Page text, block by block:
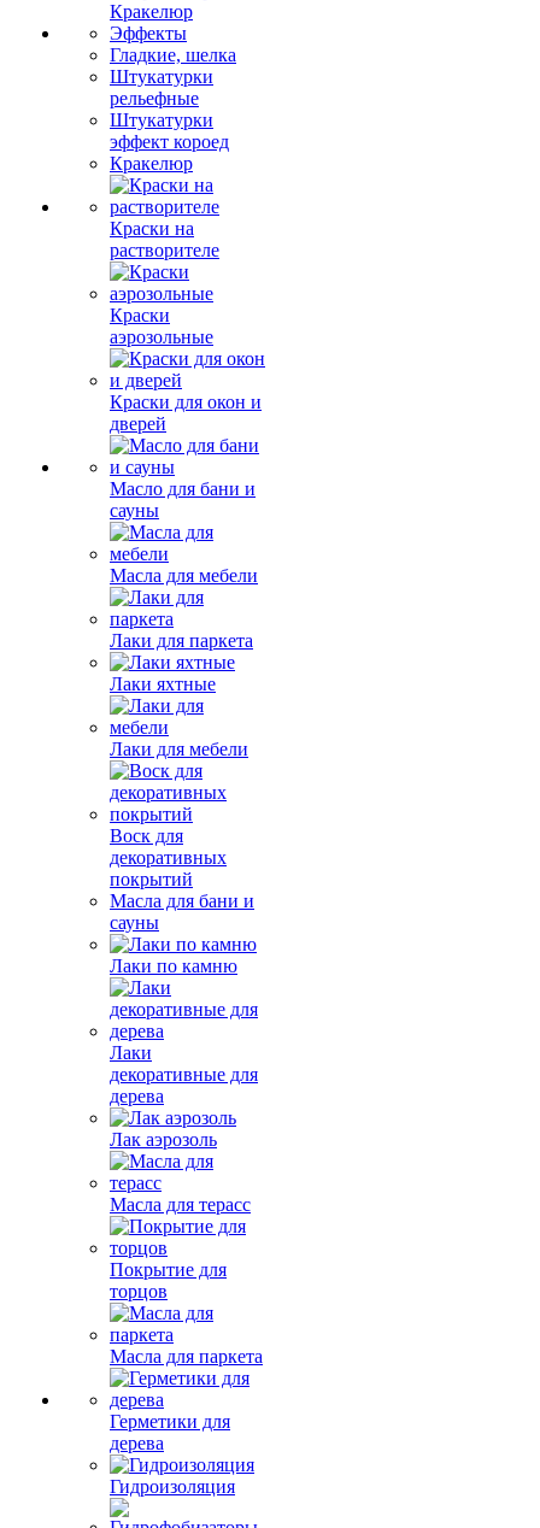
Кракелюр
Эффекты
Гладкие, шелка
Штукатурки
рельефные
Штукатурки
эффект короед
Кракелюр
Краски на
растворителе
Краски
аэрозольные
Краски для окон и
дверей
Масло для бани и
сауны
Масла для мебели
Лаки для паркета
Лаки яхтные
Лаки для мебели
Воск для
декоративных
покрытий
Масла для бани и
сауны
Лаки по камню
Лаки
декоративные для
дерева
Лак аэрозоль
Масла для терасс
Покрытие для
торцов
Масла для паркета
Герметики для
дерева
Гидроизоляция